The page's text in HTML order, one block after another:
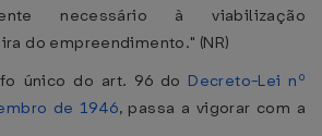
necessário à viabilização
do empreendimento." (NR)
único do art. 96 do Decreto-Lei nº
de 1946, passa a vigorar com a